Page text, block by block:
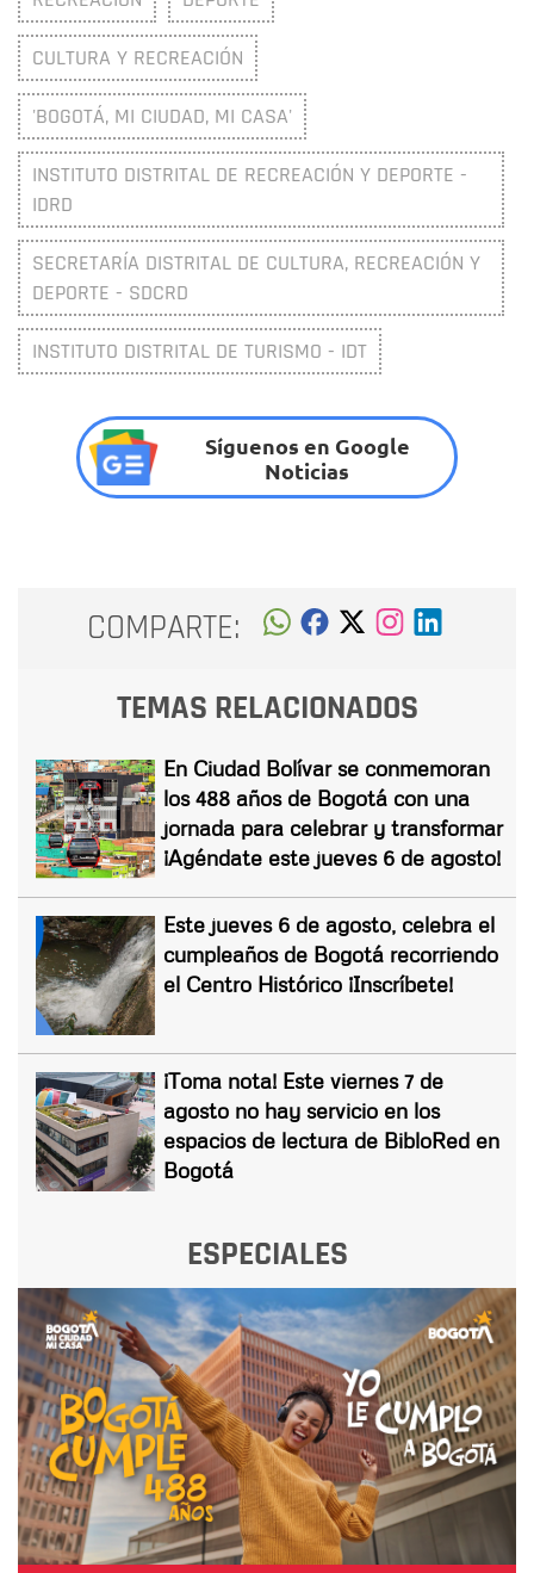
CULTURA Y RECREACIÓN
'BOGOTÁ, MI CIUDAD, MI CASA'
INSTITUTO DISTRITAL DE RECREACIÓN Y DEPORTE -
IDRD
SECRETARÍA DISTRITAL DE CULTURA, RECREACIÓN Y
DEPORTE - SDCRD
INSTITUTO DISTRITAL DE TURISMO - IDT
Síguenos en Google
Noticias
COMPARTE:
TEMAS RELACIONADOS
En Ciudad Bolívar se conmemoran
los 488 años de Bogotá con una
jornada para celebrar y transformar
¡Agéndate este jueves 6 de agosto!
Este jueves 6 de agosto, celebra el
cumpleaños de Bogotá recorriendo
el Centro Histórico ¡Inscríbete!
¡Toma nota! Este viernes 7 de
agosto no hay servicio en los
espacios de lectura de BibloRed en
Bogotá
ESPECIALES